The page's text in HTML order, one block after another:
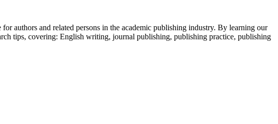
authors and related persons in the academic publishing industry. By learning our
tips, covering: English writing, journal publishing, publishing practice, publishing